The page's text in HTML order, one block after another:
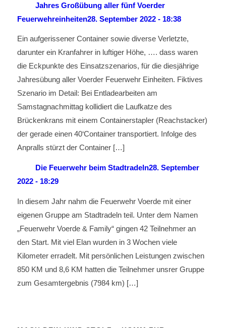
Jahres Großübung aller fünf Voerder
Feuerwehreinheiten28. September 2022 - 18:38
Ein aufgerissener Container sowie diverse Verletzte,
darunter ein Kranfahrer in luftiger Höhe, …. dass waren
die Eckpunkte des Einsatzszenarios, für die diesjährige
Jahresübung aller Voerder Feuerwehr Einheiten. Fiktives
Szenario im Detail: Bei Entladearbeiten am
Samstagnachmittag kollidiert die Laufkatze des
Brückenkrans mit einem Containerstapler (Reachstacker)
der gerade einen 40‘Container transportiert. Infolge des
Anpralls stürzt der Container […]
Die Feuerwehr beim Stadtradeln28. September
2022 - 18:29
In diesem Jahr nahm die Feuerwehr Voerde mit einer
eigenen Gruppe am Stadtradeln teil. Unter dem Namen
„Feuerwehr Voerde & Family“ gingen 42 Teilnehmer an
den Start. Mit viel Elan wurden in 3 Wochen viele
Kilometer erradelt. Mit persönlichen Leistungen zwischen
850 KM und 8,6 KM hatten die Teilnehmer unsrer Gruppe
zum Gesamtergebnis (7984 km) […]